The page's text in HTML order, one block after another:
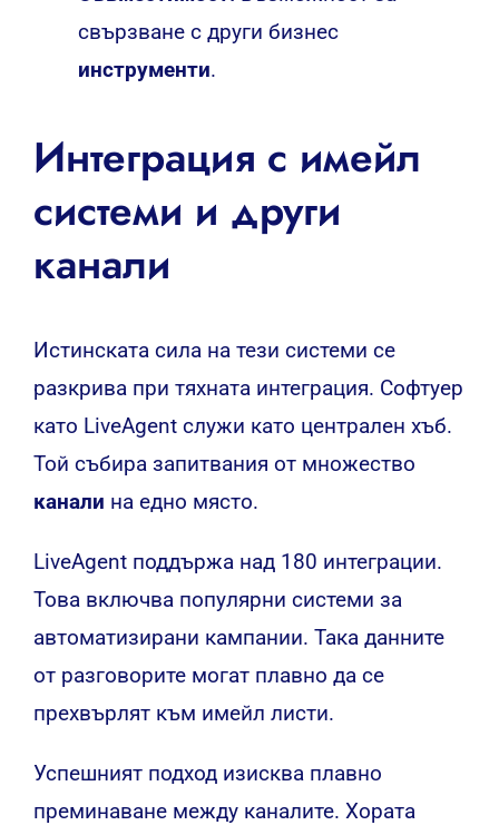
свързване с други бизнес
инструменти.
Интеграция с имейл
системи и други
канали
Истинската сила на тези системи се
разкрива при тяхната интеграция. Софтуер
като LiveAgent служи като централен хъб.
Той събира запитвания от множество
канали на едно място.
LiveAgent поддържа над 180 интеграции.
Това включва популярни системи за
автоматизирани кампании. Така данните
от разговорите могат плавно да се
прехвърлят към имейл листи.
Успешният подход изисква плавно
преминаване между каналите. Хората